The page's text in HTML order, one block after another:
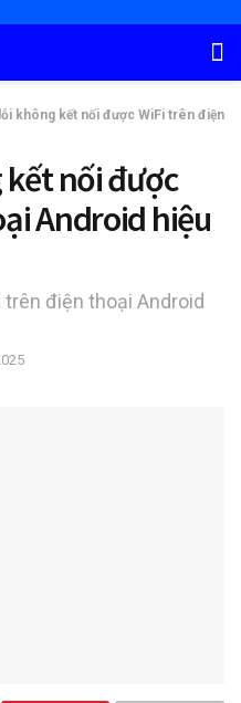
không kết nối được WiFi trên điện
kết nối được
Android hiệu
điện thoại Android